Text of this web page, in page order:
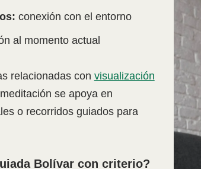
conexión con el entorno
al momento actual
relacionadas con visualización
se apoya en
o recorridos guiados para
Bolívar con criterio?